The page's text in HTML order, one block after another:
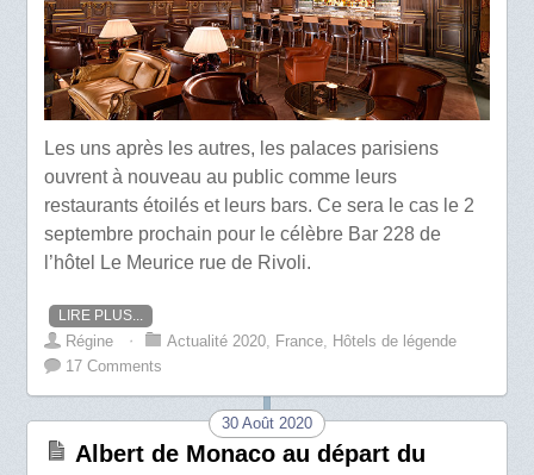
Les uns après les autres, les palaces parisiens
ouvrent à nouveau au public comme leurs
restaurants étoilés et leurs bars. Ce sera le cas le 2
septembre prochain pour le célèbre Bar 228 de
l’hôtel Le Meurice rue de Rivoli.
LIRE PLUS...
Régine ⋅ Actualité 2020, France, Hôtels de légende
17 Comments
30 Août 2020
Albert de Monaco au départ du